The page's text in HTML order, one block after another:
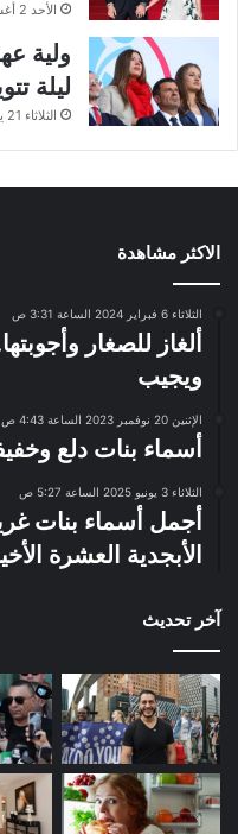
الأحد 2 أغسطس 2026 الساعة 9:35 م
ولية
ليلة
الثلاثاء 21 يوليو 2026 الساعة 5:53 ص
الاكثر مشاهدة
الثلاثاء 6 فبراير 2024 الساعة 3:31 ص
ألغاز للصغار
ويجيب
الإثنين 20 نوفمبر 2023 الساعة 4:43 ص
أسماء بنات دلع وخفيفة
الثلاثاء 3 يونيو 2025 الساعة 5:27 ص
أجمل أسماء بنات
الأبجدية العشرة
آخر تحديث